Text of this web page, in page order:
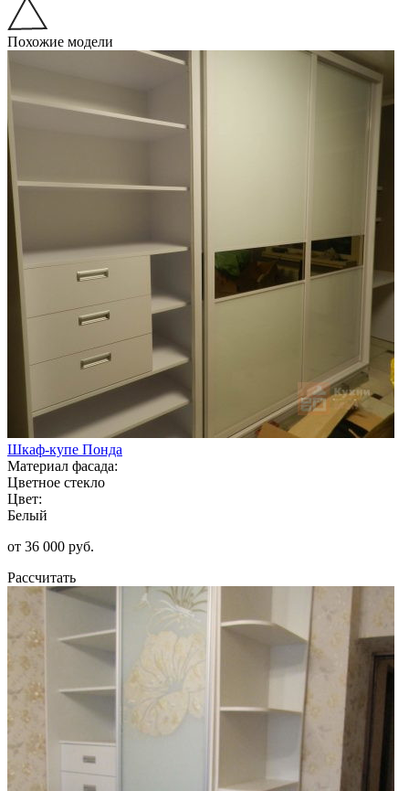
Похожие модели
Шкаф-купе Понда
Материал фасада:
Цветное стекло
Цвет:
Белый
от 36 000 руб.
Рассчитать